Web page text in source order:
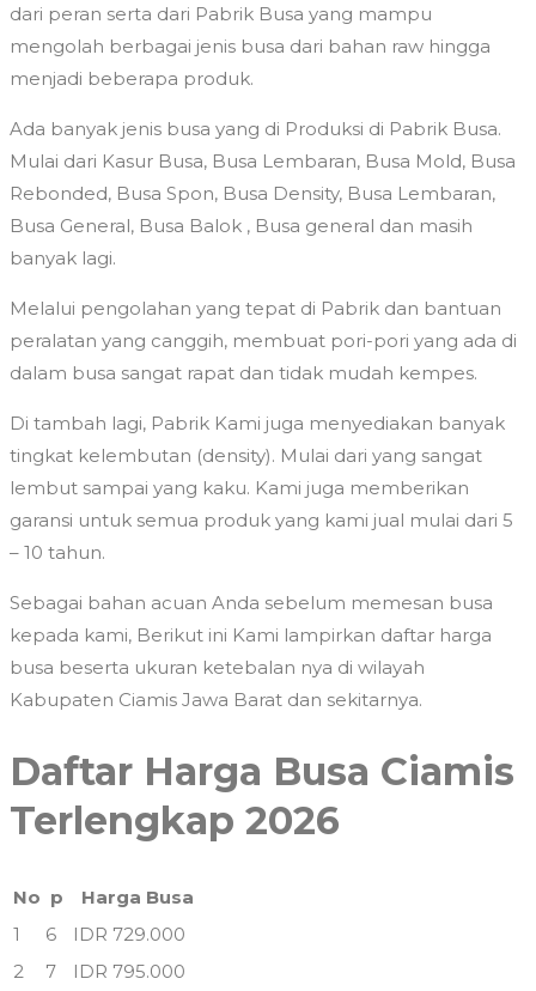
dari peran serta dari Pabrik Busa yang mampu
mengolah berbagai jenis busa dari bahan raw hingga
menjadi beberapa produk.
Ada banyak jenis busa yang di Produksi di Pabrik Busa.
Mulai dari Kasur Busa, Busa Lembaran, Busa Mold, Busa
Rebonded, Busa Spon, Busa Density, Busa Lembaran,
Busa General, Busa Balok , Busa general dan masih
banyak lagi.
Melalui pengolahan yang tepat di Pabrik dan bantuan
peralatan yang canggih, membuat pori-pori yang ada di
dalam busa sangat rapat dan tidak mudah kempes.
Di tambah lagi, Pabrik Kami juga menyediakan banyak
tingkat kelembutan (density). Mulai dari yang sangat
lembut sampai yang kaku. Kami juga memberikan
garansi untuk semua produk yang kami jual mulai dari 5
– 10 tahun.
Sebagai bahan acuan Anda sebelum memesan busa
kepada kami, Berikut ini Kami lampirkan daftar harga
busa beserta ukuran ketebalan nya di wilayah
Kabupaten Ciamis Jawa Barat dan sekitarnya.
Daftar Harga Busa Ciamis
Terlengkap 2026
No p
Harga Busa
1
6
IDR 729.000
2
7
IDR 795.000